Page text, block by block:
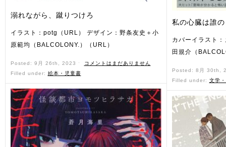
溺れながら、蹴りつけろ
イラスト：potg（URL） デザイン：野条友史＋小
原範均（BALCOLONY.）（URL）
Posted: 9月 26th, 2023 ˑ
コメントはまだありません
Filled under: 絵本・児童書
私の心臓は誰
カバーイラスト
田規介（
Posted: 8月 30th,
Filled under: 文学